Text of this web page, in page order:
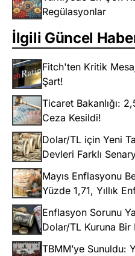
Regülasyonlar
İlgili Güncel
Fitch'ten Kritik
Şart!
Ticaret Bakanlığı:
Ceza Kesildi!
Dolar/TL için Yeni
Devleri Farklı
Mayıs Enflasyonu
Yüzde 1,71, Yıllık
Enflasyon Sorunu
Dolar/TL Kuruna Bir
TBMM’ye Sunuldu: